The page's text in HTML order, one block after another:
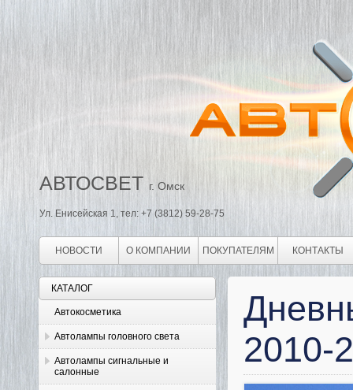
АВТОСВЕТ г. Омск
Ул. Енисейская 1, тел: +7 (3812) 59-28-75
НОВОСТИ О КОМПАНИИ ПОКУПАТЕЛЯМ КОНТАКТЫ
КАТАЛОГ
Автокосметика
Автолампы головного света
Автолампы сигнальные и
салонные
2010-